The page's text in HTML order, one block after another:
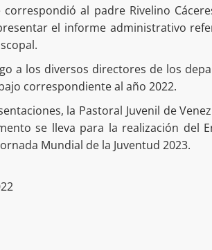
al padre Rivelino
el informe administrativo
a los diversos directores de los
correspondiente al año 2022.
la Pastoral Juvenil de
se lleva para la realización del
Mundial de la Juventud 2023.